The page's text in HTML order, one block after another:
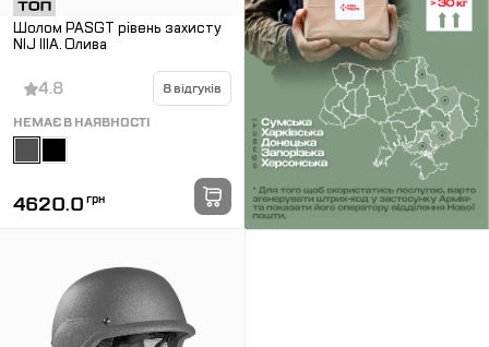
Шолом PASGT рівень захисту
NIJ IIIA. Олива
4.8 8 відгуків
НЕМАЄ В НАЯВНОСТІ
4620.0 грн